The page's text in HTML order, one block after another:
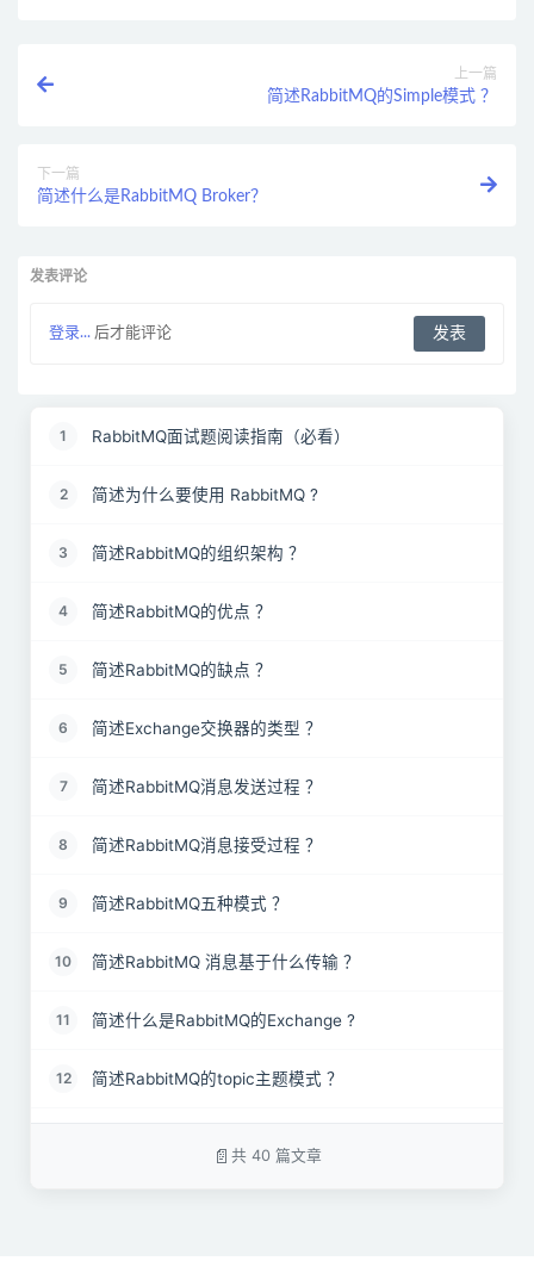
上一篇
简述RabbitMQ的Simple模式 ？
下一篇
简述什么是RabbitMQ Broker？
发表评论
登录... 后才能评论
1 RabbitMQ面试题阅读指南（必看）
2 简述为什么要使用 RabbitMQ ?
3 简述RabbitMQ的组织架构 ？
4 简述RabbitMQ的优点 ？
5 简述RabbitMQ的缺点 ？
6 简述Exchange交换器的类型 ？
7 简述RabbitMQ消息发送过程 ？
8 简述RabbitMQ消息接受过程 ？
9 简述RabbitMQ五种模式 ？
10 简述RabbitMQ 消息基于什么传输 ？
11 简述什么是RabbitMQ的Exchange ?
12 简述RabbitMQ的topic主题模式 ？
共 40 篇文章